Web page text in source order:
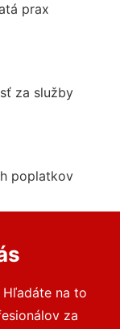
prax
za služby
poplatkov
Hľadáte na to
za